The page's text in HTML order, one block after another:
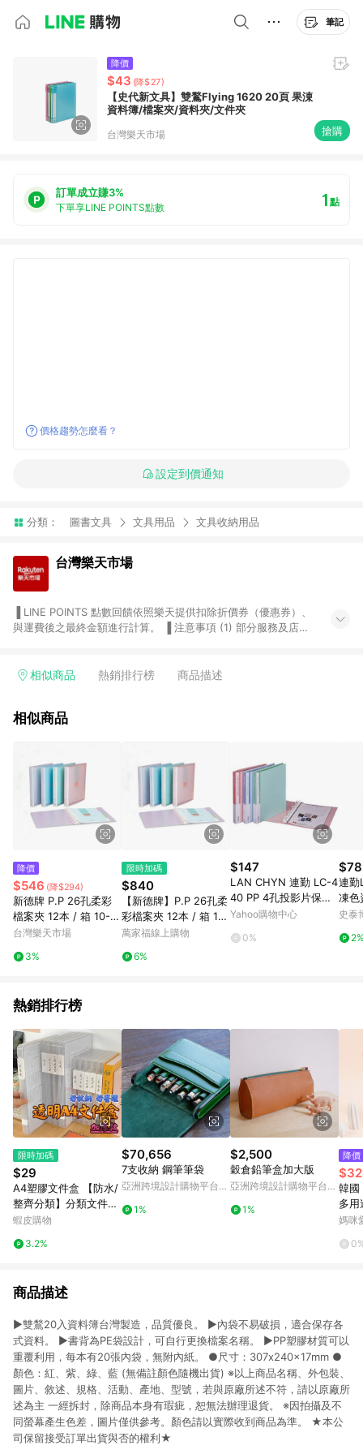
筆記
降價
$43 (降$27)
【史代新文具】雙鶖Flying 1620 20頁 果涷
資料簿/檔案夾/資料夾/文件夾
台灣樂天市場 搶購
訂單成立賺3%
下單享LINE POINTS點數 1點
價格趨勢怎麼看？
設定到價通知
分類： 圖書文具 文具用品 文具收納用品
台灣樂天市場
與運費後之最終金額進行計算。 ▐ 注意事項 (1) 部分服務及店家
Smart mobile、神腦生活、JS巨盛、樂天KOBO電子書，請詳閱
台灣樂天市場，並在同一瀏覽器於24小時內結帳，才享有 LINE
使用APP、或中途瀏覽比價網、回饋網、Google等其他網頁、或
由網頁版(電腦版/手機版網頁)切換為App都將會造成追蹤中斷而
無法進行 LINE POINTS 回饋。 (5) LINE 購物為購物資訊整合性
平台，商品資料更新會有時間差，如顯示之商品規格、顏色、價
位、贈品與台灣樂天市場銷售網頁不符，以銷售網頁標示為準。
(6) 導購訂單已逾 365 天，根據台灣樂天回饋規定，逾期訂單將
點數回饋或點數回饋有爭議，台灣樂天市場保有更改條款與法律
追訴之權利，活動詳情以樂天市場網站公告為準。
相似商品 熱銷排行榜 商品描述
相似商品
降價
$546 (降$294)
新德牌 P.P 26孔柔彩
檔案夾 12本 / 箱 10-3
01｜領券最高折$220
台灣樂天市場
3%
限時加碼
$840
【新德牌】P.P 26孔柔
彩檔案夾 12本 / 箱 10-
301-多款可選
萬家福線上購物
6%
$147
LAN CHYN 連勤 LC-4
40 PP 4孔投影片保存
夾/活頁資料夾
Yahoo購物中心
0%
$78
連勤
凍
60
史泰
熱銷排行榜
限時加碼
$29
A4塑膠文件盒 【防水/
整齊分類】分類文件收
納盒 a4資料盒 資料收
單收納盒 a4塑膠資料
蝦皮購物
3.2%
$70,656
7支收納 鋼筆筆袋
亞洲跨境設計購物平台
1%
$2,500
穀倉鉛筆盒加大版
亞洲跨境設計購物平台
1%
降價
韓
多用
納袋
媽咪
商品描述
►雙鶖20入資料簿台灣製造，品質優良。 ►內袋不易破損，適合保存各
式資料。 ►書背為PE袋設計，可自行更換檔案名稱。 ►PP塑膠材質可以
重覆利用，每本有20張內袋，無附內紙。 ●尺寸：307x240x17mm ●
顏色：紅、紫、綠、藍 (無備註顏色隨機出貨) ※以上商品名稱、外包裝、
圖片、敘述、規格、活動、產地、型號，若與原廠所述不符，請以原廠所
述為主 一經拆封，除商品本身有瑕疵，恕無法辦理退貨。 ※因拍攝及不
同螢幕產生色差，圖片僅供參考。顏色請以實際收到商品為準。 ★本公
司保留接受訂單出貨與否的權利★